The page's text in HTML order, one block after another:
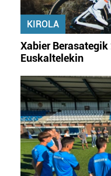
erabiltzeko baimen
irakurri
KIROLA
Xabier
Euskaltelekin